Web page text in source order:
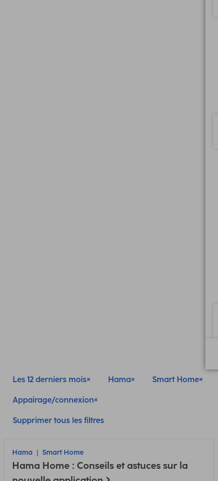
Les 12 derniers mois Hama Smart Home
Appairage/connexion
Supprimer tous les filtres
Hama Smart Home
Hama Home : Conseils et astuces sur la